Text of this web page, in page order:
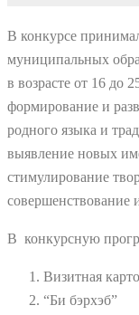
В конкурсе
муниципальных
в возрасте от 16 до
формирование и
родного языка и
выявление новых
стимулирование
совершенствование
В конкурсную
Визитная
“Би бэрхэб”